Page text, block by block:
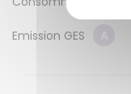
Emission GES